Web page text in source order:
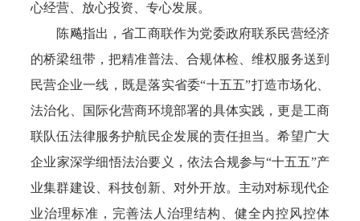
心经营、放心投资、专心发展。
陈飚指出，省工商联作为党委政府联系民营经济
的桥梁纽带，把精准普法、合规体检、维权服务送到
民营企业一线，既是落实省委“十五五”打造市场化、
法治化、国际化营商环境部署的具体实践，更是工商
联队伍法律服务护航民企发展的责任担当。希望广大
企业家深学细悟法治要义，依法合规参与“十五五”产
业集群建设、科技创新、对外开放。主动对标现代企
业治理标准，完善法人治理结构、健全内控风控体